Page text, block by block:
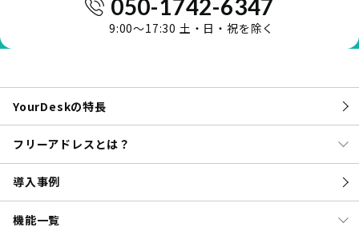
050-1742-6347
9:00～17:30 土・日・祝を除く
YourDeskの特長
フリーアドレスとは？
導入事例
機能一覧